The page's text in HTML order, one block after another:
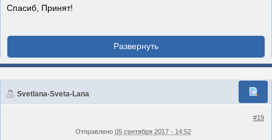
Спасиб, Принят!
Svetlana-Sveta-Lana
#19
Отправлено 05 сентября 2017 - 14:52